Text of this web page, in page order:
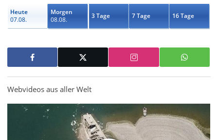
Heute
07.08.
Morgen
08.08.
3 Tage 7 Tage 16 Tage
Webvideos aus aller Welt